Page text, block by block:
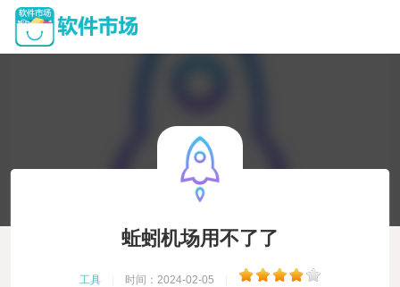
蚯蚓机场用不了了
工具 时间：2024-02-05